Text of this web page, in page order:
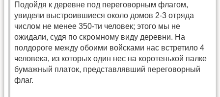
Подойдя к деревне под переговорным флагом,
увидели выстроившиеся около домов 2-3 отряда
числом не менее 350-ти человек; этого мы не
ожидали, судя по скромному виду деревни. На
полдороге между обоими войсками нас встретило 4
человека, из которых один нес на коротенькой палке
бумажный платок, представлявший переговорный
флаг.